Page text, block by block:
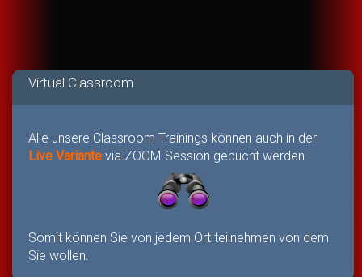
Virtual Classroom
Alle unsere Classroom Trainings können auch in der
Live Variante via ZOOM-Session gebucht werden.
Somit können Sie von jedem Ort teilnehmen von dem
Sie wollen.